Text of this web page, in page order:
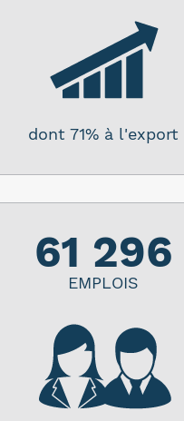
dont 71% à l'export
61 296
EMPLOIS